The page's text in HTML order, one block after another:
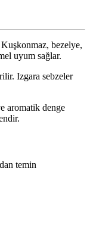
bezelye,
uyum sağlar.
Izgara sebzeler
aromatik denge
temin